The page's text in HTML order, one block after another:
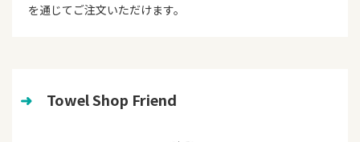
を通じてご注文いただけます。
➜ Towel Shop Friend